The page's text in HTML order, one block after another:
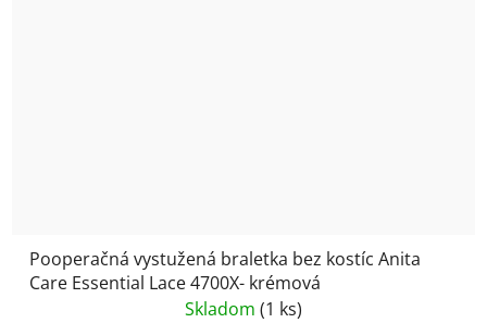
Pooperačná vystužená braletka bez kostíc Anita
Care Essential Lace 4700X- krémová
Skladom (1 ks)